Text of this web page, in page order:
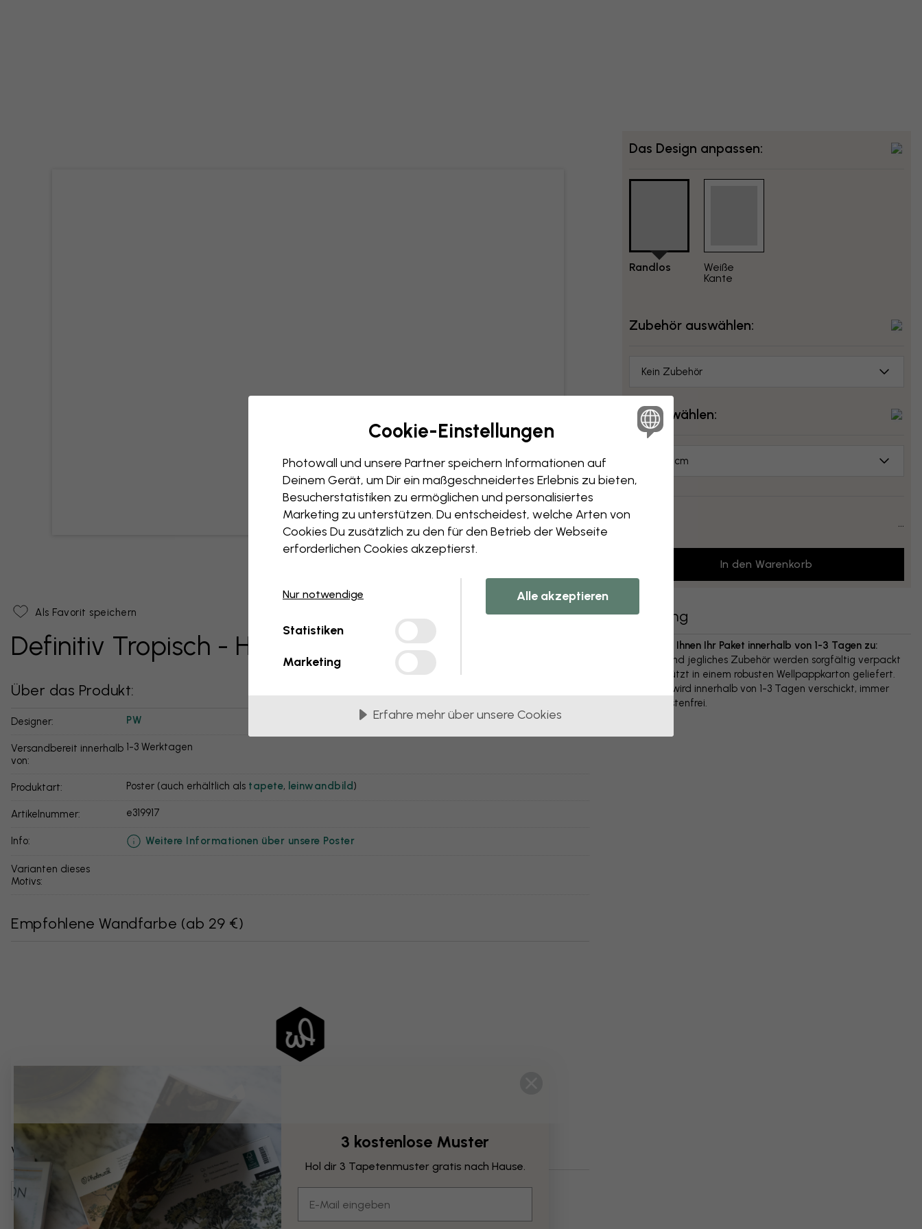
Das Design anpassen:
Randlos
Weiße
Kante
Zubehör auswählen:
Kein Zubehör
Größe wählen:
70x50 cm
Preis: ...
In den Warenkorb
Als Favorit speichern
Definitiv Tropisch - Hasel
Über das Produkt:
Designer: PW
Versandbereit innerhalb
von:
1-3 Werktagen
Produktart: Poster (auch erhältlich als tapete, leinwandbild)
Artikelnummer: e319917
info: Weitere Informationen über unsere Poster
Varianten dieses
Motivs:
Empfohlene Wandfarbe (ab 29 €)
Verwandte Kategorien
Natur Regen Himmel Landschaften Bäume & Wälder Palmen Dschungel Braune
Lieferung
Wir senden Ihnen Ihr Paket innerhalb von 1-3 Tagen zu:
Ihr Poster und jegliches Zubehör werden sorgfältig verpackt
und geschützt in einem robusten Wellpappkarton geliefert.
Das Paket wird innerhalb von 1-3 Tagen verschickt, immer
versandkostenfrei.
3 kostenlose Muster
Hol dir 3 Tapetenmuster gratis nach Hause.
Cookie-Einstellungen
Photowall und unsere Partner speichern Informationen auf
Deinem Gerät, um Dir ein maßgeschneidertes Erlebnis zu bieten,
Besucherstatistiken zu ermöglichen und personalisiertes
Marketing zu unterstützen. Du entscheidest, welche Arten von
Cookies Du zusätzlich zu den für den Betrieb der Webseite
erforderlichen Cookies akzeptierst.
Nur notwendige
Statistiken
Marketing
Alle akzeptieren
Erfahre mehr über unsere Cookies